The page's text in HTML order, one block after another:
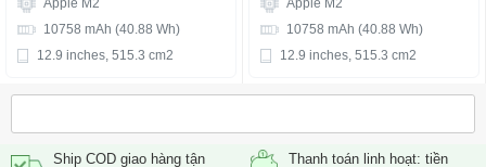
Apple M2
10758 mAh (40.88 Wh)
12.9 inches, 515.3 cm2
Apple M2
10758 mAh (40.88 Wh)
12.9 inches, 515.3 cm2
Ship COD giao hàng tận
Thanh toán linh hoạt: tiền